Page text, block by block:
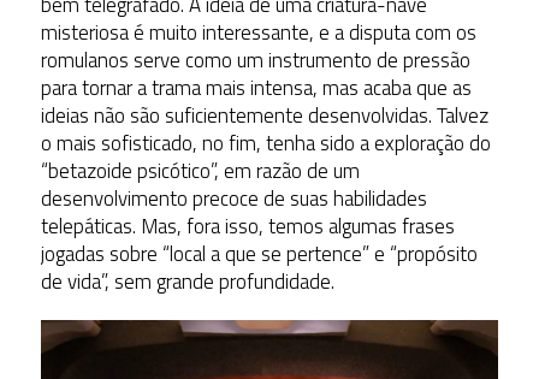
misteriosa é muito interessante, e a disputa com os
romulanos serve como um instrumento de pressão
para tornar a trama mais intensa, mas acaba que as
ideias não são suficientemente desenvolvidas. Talvez
o mais sofisticado, no fim, tenha sido a exploração do
“betazoide psicótico”, em razão de um
desenvolvimento precoce de suas habilidades
telepáticas. Mas, fora isso, temos algumas frases
jogadas sobre “local a que se pertence” e “propósito
de vida”, sem grande profundidade.